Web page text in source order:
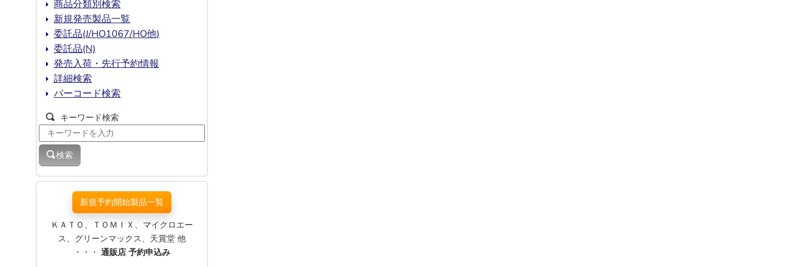
商品分類別検索
新規発売製品一覧
委託品(J/HO1067/HO他)
委託品(N)
発売入荷・先行予約情報
詳細検索
バーコード検索
キーワード検索
検索
新規予約開始製品一覧
ＫＡＴＯ、ＴＯＭＩＸ、マイクロエー
ス、グリーンマックス、天賞堂 他
・・・ 通販店 予約申込み